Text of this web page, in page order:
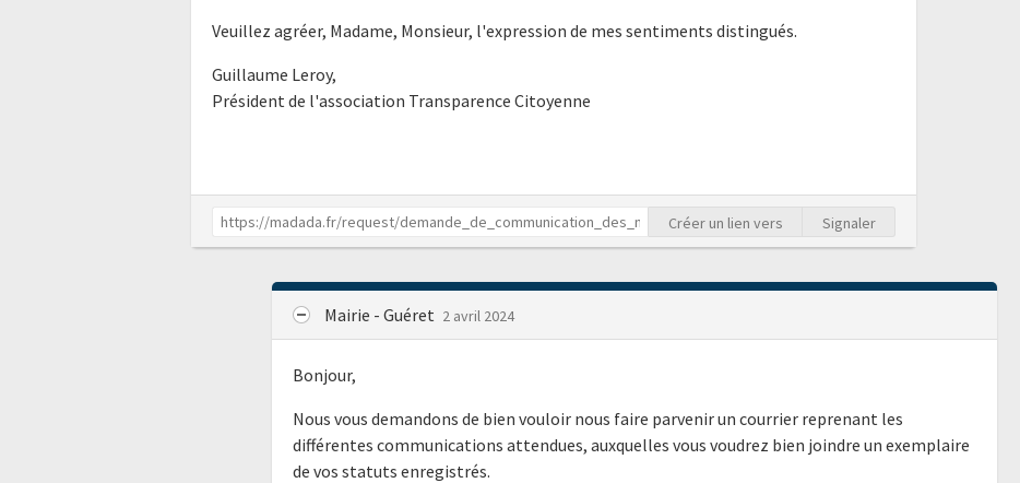
Veuillez agréer, Madame, Monsieur, l'expression de mes sentiments distingués.
Guillaume Leroy,
Président de l'association Transparence Citoyenne
Créer un lien vers Signaler
Mairie - Guéret 2 avril 2024
Bonjour,
Nous vous demandons de bien vouloir nous faire parvenir un courrier reprenant les
différentes communications attendues, auxquelles vous voudrez bien joindre un exemplaire
de vos statuts enregistrés.